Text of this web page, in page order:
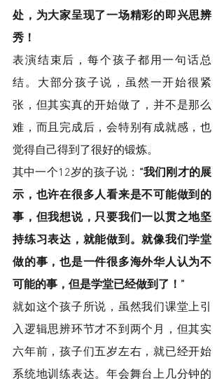
处，为大家呈现了一场精彩的即兴思辨
秀！
表演结束后，每个孩子都用一句话总
结。大部分孩子说，虽然一开始很紧
张，但其实真的开始做了，并不是那么
难，而且完成后，会特别有成就感，也
觉得自己得到了很好的锻炼。
其中一个12岁的孩子说： “我们刚才的展
示，也许在很多人看来是不可能做到的
事，但我想说，只要我们一以贯之地坚
持练习表达，就能做到。就像我们学堂
做的事，也是一件很多海外华人认为不
可能的事，但是学堂已经做到了！”
就如这个孩子所说，虽然我们课堂上引
入逻辑思辨环节才不到两个月，但其实
六年前，孩子们五岁左右，就已经开始
系统地训练表达。年会舞台上几分钟的